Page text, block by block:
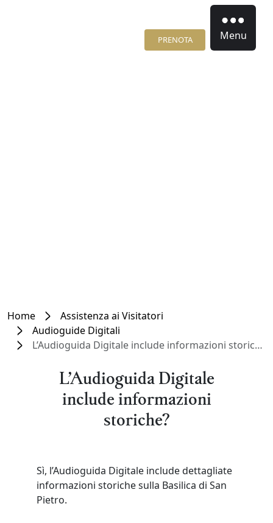
PRENOTA Menu
Home
Assistenza ai Visitatori
Audioguide Digitali
L’Audioguida Digitale include informazioni storiche?
L’Audioguida Digitale
include informazioni
storiche?
Sì, l’Audioguida Digitale include dettagliate
informazioni storiche sulla Basilica di San
Pietro.